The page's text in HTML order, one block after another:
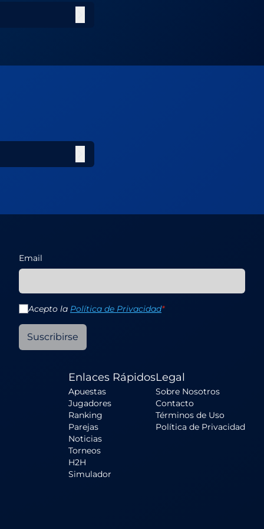
Email
Acepto la Política de Privacidad*
Suscribirse
Enlaces Rápidos
Apuestas
Jugadores
Ranking
Parejas
Noticias
Torneos
H2H
Simulador
Legal
Sobre Nosotros
Contacto
Términos de Uso
Política de Privacidad